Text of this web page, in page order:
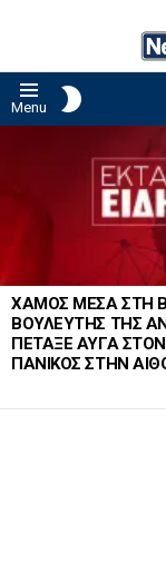
Menu
ΧΑΜΟΣ ΜΕΣΑ ΣΤΗ
ΒΟΥΛΕΥΤΗΣ ΤΗΣ
ΠΕΤΑΞΕ ΑΥΓΑ
ΠΑΝΙΚΟΣ ΣΤΗΝ